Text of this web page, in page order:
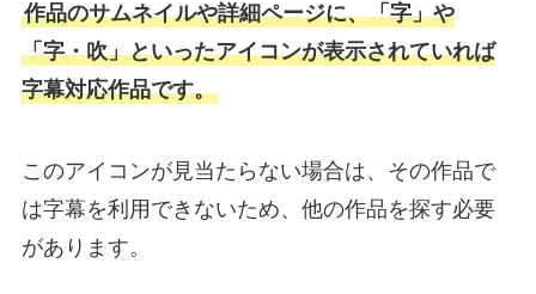
作品のサムネイルや詳細ページに、「字」や
「字・吹」といったアイコンが表示されていれば
字幕対応作品です。
このアイコンが見当たらない場合は、その作品で
は字幕を利用できないため、他の作品を探す必要
があります。